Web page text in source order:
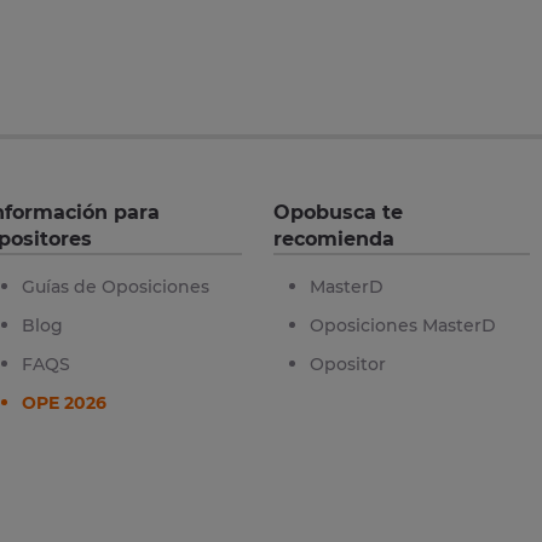
para
Guías de Oposiciones
Blog
FAQS
OPE 2026
Opobusca te
recomienda
MasterD
Oposiciones MasterD
Opositor